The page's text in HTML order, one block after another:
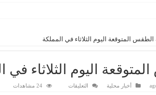
الطقس المتوقعة اليوم الثلاثاء في المملكة
اليوم الثلاثاء في
أخبار محلية التعليقات 24 مشاهدات